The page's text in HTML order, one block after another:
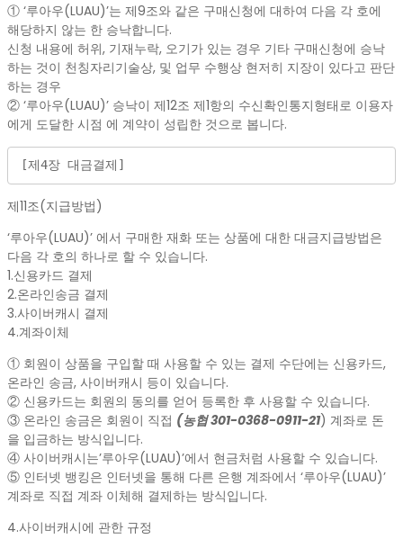
① ‘루아우(LUAU)’는 제9조와 같은 구매신청에 대하여 다음 각 호에
해당하지 않는 한 승낙합니다.
신청 내용에 허위, 기재누락, 오기가 있는 경우 기타 구매신청에 승낙
하는 것이 천칭자리기술상, 및 업무 수행상 현저히 지장이 있다고 판단
하는 경우
② ‘루아우(LUAU)’ 승낙이 제12조 제1항의 수신확인통지형태로 이용자
에게 도달한 시점 에 계약이 성립한 것으로 봅니다.
[제4장 대금결제]
제11조(지급방법)
‘루아우(LUAU)’ 에서 구매한 재화 또는 상품에 대한 대금지급방법은
다음 각 호의 하나로 할 수 있습니다.
1.신용카드 결제
2.온라인송금 결제
3.사이버캐시 결제
4.계좌이체
① 회원이 상품을 구입할 때 사용할 수 있는 결제 수단에는 신용카드,
온라인 송금, 사이버캐시 등이 있습니다.
② 신용카드는 회원의 동의를 얻어 등록한 후 사용할 수 있습니다.
③ 온라인 송금은 회원이 직접 (농협 301-0368-0911-21) 계좌로 돈
을 입금하는 방식입니다.
④ 사이버캐시는’루아우(LUAU)’에서 현금처럼 사용할 수 있습니다.
⑤ 인터넷 뱅킹은 인터넷을 통해 다른 은행 계좌에서 ‘루아우(LUAU)’
계좌로 직접 계좌 이체해 결제하는 방식입니다.
4.사이버캐시에 관한 규정